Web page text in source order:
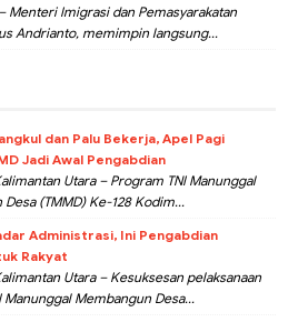
– Menteri Imigrasi dan Pemasyarakatan
Andrianto, memimpin langsung...
dan Palu Bekerja, Apel Pagi
Jadi Awal Pengabdian
Utara – Program TNI Manunggal
(TMMD) Ke-128 Kodim...
Administrasi, Ini Pengabdian
Rakyat
Utara – Kesuksesan pelaksanaan
Manunggal Membangun Desa...